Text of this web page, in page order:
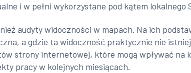
i w pełni wykorzystane pod kątem lokalnego
audyty widoczności w mapach. Na ich
a gdzie ta widoczność praktycznie nie
strony internetowej, które mogą wpływać
pracy w kolejnych miesiącach.